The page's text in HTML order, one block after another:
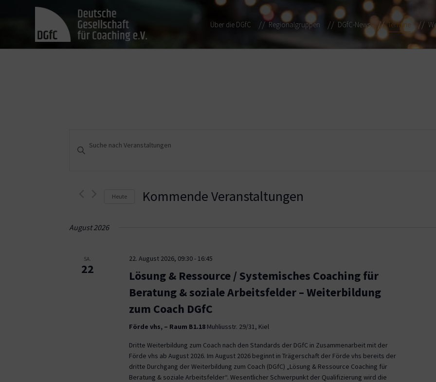
Über die DGfC Regionalgruppen DGfC-News Termine
Veranstaltungen
Suche
Ansichten,
Navigation
Schlüsselwort
Heute Kommende Veranstaltungen
August 2026
SA.
22
22. August 2026, 09:30- 16:45
Lösung & Ressource / Systemisches Coaching für
Beratung & soziale Arbeitsfelder – Weiterbildung
zum Coach DGfC
Förde vhs, – Raum B1.18 Muhliusstr. 29/31, Kiel
Dritte Weiterbildung zum Coach nach den Standards der DGfC in Zusammenarbeit mit der
Förde vhs ab August 2026. Im August 2026 beginnt in Trägerschaft der Förde vhs bereits der
dritte Durchgang der Weiterbildung zum Coach (DGfC) „Lösung & Ressource Coaching für
Beratung & soziale Arbeitsfelder“. Wesentlicher Schwerpunkt der Qualifizierung wird die